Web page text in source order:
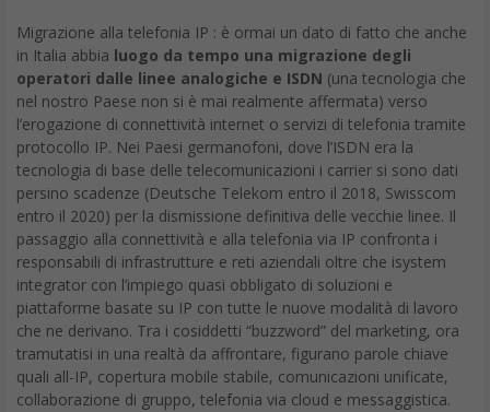
Migrazione alla telefonia IP : è ormai un dato di fatto che anche
in Italia abbia luogo da tempo una migrazione degli
operatori dalle linee analogiche e ISDN (una tecnologia che
nel nostro Paese non si è mai realmente affermata) verso
l’erogazione di connettività internet o servizi di telefonia tramite
protocollo IP. Nei Paesi germanofoni, dove l’ISDN era la
tecnologia di base delle telecomunicazioni i carrier si sono dati
persino scadenze (Deutsche Telekom entro il 2018, Swisscom
entro il 2020) per la dismissione definitiva delle vecchie linee. Il
passaggio alla connettività e alla telefonia via IP confronta i
responsabili di infrastrutture e reti aziendali oltre che isystem
integrator con l’impiego quasi obbligato di soluzioni e
piattaforme basate su IP con tutte le nuove modalità di lavoro
che ne derivano. Tra i cosiddetti “buzzword” del marketing, ora
tramutatisi in una realtà da affrontare, figurano parole chiave
quali all-IP, copertura mobile stabile, comunicazioni unificate,
collaborazione di gruppo, telefonia via cloud e messaggistica.